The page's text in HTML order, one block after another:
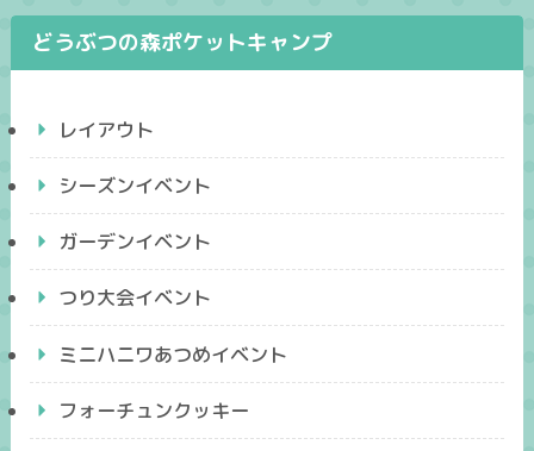
どうぶつの森ポケットキャンプ
レイアウト
シーズンイベント
ガーデンイベント
つり大会イベント
ミニハニワあつめイベント
フォーチュンクッキー